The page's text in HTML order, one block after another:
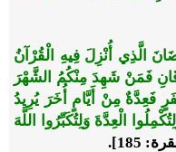
الَّذِي أُنْزِلَ فِيهِ الْقُرْآنُ
فَمَنْ شَهِدَ مِنْكُمُ الشَّهْرَ
فَعِدَّةٌ مِنْ أَيَّامٍ أُخَرَ يُرِيدُ
الْعِدَّةَ وَلِتُكَبِّرُوا اللَّهَ
185].